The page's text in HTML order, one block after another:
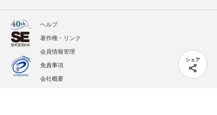
シェア
ヘルプ
著作権・リンク
会員情報管理
免責事項
会社概要